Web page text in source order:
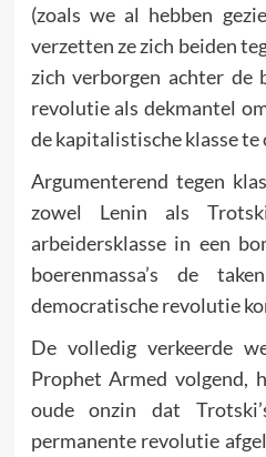
(zoals we al hebben
verzetten ze zich beiden
zich verborgen achter de
revolutie als dekmantel
de kapitalistische klasse
Argumenterend tegen
zowel Lenin als
arbeidersklasse in een
boerenmassa’s de
democratische revolutie
De volledig verkeerde
Prophet Armed volgend,
oude onzin dat
permanente revolutie